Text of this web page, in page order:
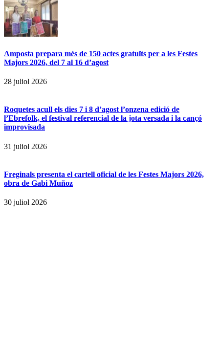
Amposta prepara més de 150 actes gratuïts per a les Festes
Majors 2026, del 7 al 16 d’agost
28 juliol 2026
Roquetes acull els dies 7 i 8 d’agost l’onzena edició de
l’Ebrefolk, el festival referencial de la jota versada i la cançó
improvisada
31 juliol 2026
Freginals presenta el cartell oficial de les Festes Majors 2026,
obra de Gabi Muñoz
30 juliol 2026